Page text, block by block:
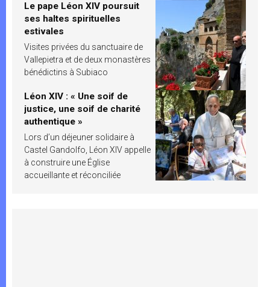
Le pape Léon XIV poursuit
ses haltes spirituelles
estivales
Visites privées du sanctuaire de
Vallepietra et de deux monastères
bénédictins à Subiaco
Léon XIV : « Une soif de
justice, une soif de charité
authentique »
Lors d’un déjeuner solidaire à
Castel Gandolfo, Léon XIV appelle
à construire une Église
accueillante et réconciliée